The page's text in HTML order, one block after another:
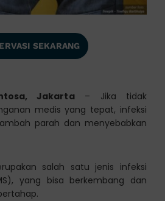
SEKARANG
Jakarta– Jika tidak
medis yang tepat, infeksi
parah dan menyebabkan
salah satu jenis infeksi
yang bisa berkembang dan